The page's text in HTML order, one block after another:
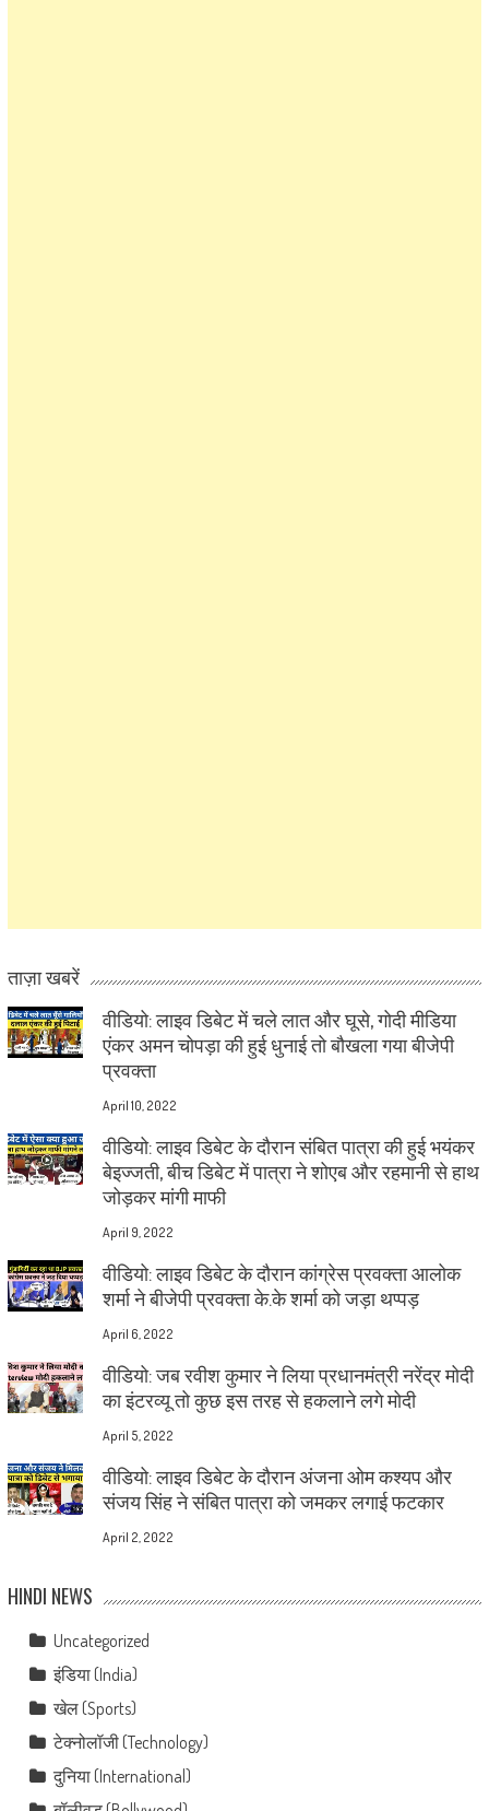
ताज़ा खबरें
वीडियो: लाइव डिबेट में चले लात और घूसे, गोदी मीडिया
एंकर अमन चोपड़ा की हुई धुनाई तो बौखला गया बीजेपी
प्रवक्ता
April 10, 2022
वीडियो: लाइव डिबेट के दौरान संबित पात्रा की हुई भयंकर
बेइज्जती, बीच डिबेट में पात्रा ने शोएब और रहमानी से हाथ
जोड़कर मांगी माफी
April 9, 2022
वीडियो: लाइव डिबेट के दौरान कांग्रेस प्रवक्ता आलोक
शर्मा ने बीजेपी प्रवक्ता के.के शर्मा को जड़ा थप्पड़
April 6, 2022
वीडियो: जब रवीश कुमार ने लिया प्रधानमंत्री नरेंद्र मोदी
का इंटरव्यू तो कुछ इस तरह से हकलाने लगे मोदी
April 5, 2022
वीडियो: लाइव डिबेट के दौरान अंजना ओम कश्यप और
संजय सिंह ने संबित पात्रा को जमकर लगाई फटकार
April 2, 2022
HINDI NEWS
Uncategorized
इंडिया (India)
खेल (Sports)
टेक्नोलॉजी (Technology)
दुनिया (International)